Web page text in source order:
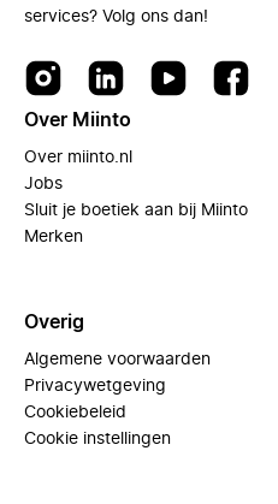
services? Volg ons dan!
Over Miinto
Over miinto.nl
Jobs
Sluit je boetiek aan bij Miinto
Merken
Overig
Algemene voorwaarden
Privacywetgeving
Cookiebeleid
Cookie instellingen